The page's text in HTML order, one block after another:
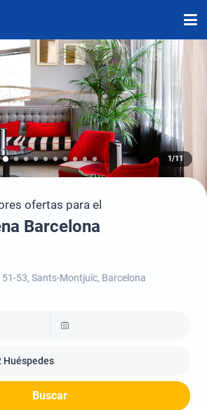
1/11
ofertas para el
Barcelona
51-53, Sants-Montjuïc, Barcelona
Huéspedes
Buscar